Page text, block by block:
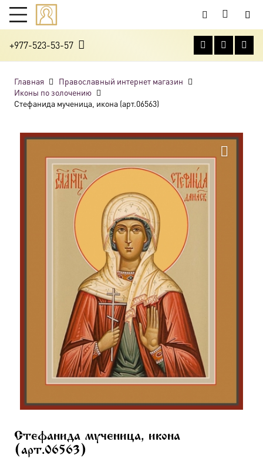
+977-523-53-57
Главная
Православный интернет магазин
Иконы по золочению
Стефанида мученица, икона (арт.06563)
Стефанида мученица, икона
(арт.06563)